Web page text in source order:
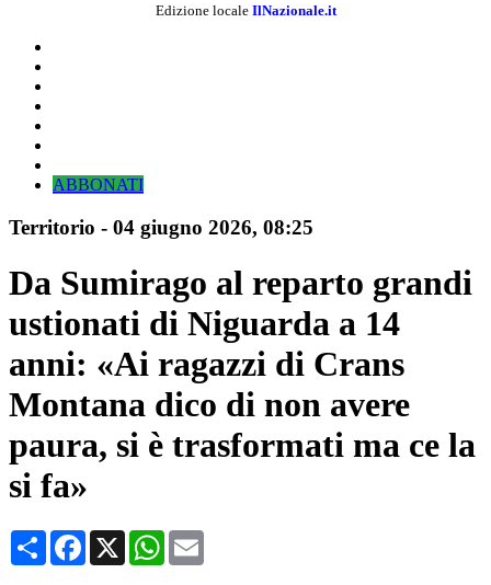
Edizione locale IlNazionale.it
ABBONATI
Territorio - 04 giugno 2026, 08:25
Da Sumirago al reparto grandi
ustionati di Niguarda a 14
anni: «Ai ragazzi di Crans
Montana dico di non avere
paura, si è trasformati ma ce la
si fa»
CondividiFacebook
X WhatsApp